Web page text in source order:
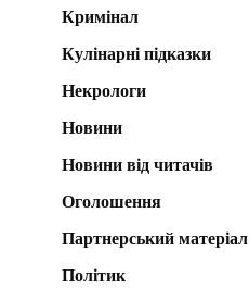
Кримінал
Кулінарні підказки
Некрологи
Новини
Новини від читачів
Оголошення
Партнерський матеріал
Політик